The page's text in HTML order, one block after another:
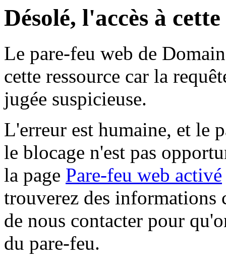
Désolé, l'accès à
Le pare-feu web de
cette ressource car la
jugée suspicieuse.
L'erreur est humaine, et le
le blocage n'est pas
la page Pare-feu web activé
trouverez des informations
de nous contacter pour
du pare-feu.